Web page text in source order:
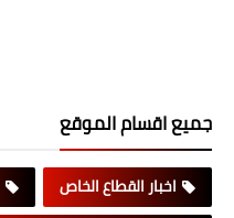
جميع اقسام الموقع
اخبار القطاع الخاص